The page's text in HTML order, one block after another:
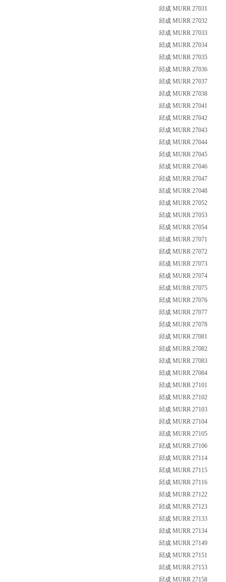
邱成 MURR 27031
邱成 MURR 27032
邱成 MURR 27033
邱成 MURR 27034
邱成 MURR 27035
邱成 MURR 27036
邱成 MURR 27037
邱成 MURR 27038
邱成 MURR 27041
邱成 MURR 27042
邱成 MURR 27043
邱成 MURR 27044
邱成 MURR 27045
邱成 MURR 27046
邱成 MURR 27047
邱成 MURR 27048
邱成 MURR 27052
邱成 MURR 27053
邱成 MURR 27054
邱成 MURR 27071
邱成 MURR 27072
邱成 MURR 27073
邱成 MURR 27074
邱成 MURR 27075
邱成 MURR 27076
邱成 MURR 27077
邱成 MURR 27078
邱成 MURR 27081
邱成 MURR 27082
邱成 MURR 27083
邱成 MURR 27084
邱成 MURR 27101
邱成 MURR 27102
邱成 MURR 27103
邱成 MURR 27104
邱成 MURR 27105
邱成 MURR 27106
邱成 MURR 27114
邱成 MURR 27115
邱成 MURR 27116
邱成 MURR 27122
邱成 MURR 27123
邱成 MURR 27133
邱成 MURR 27134
邱成 MURR 27149
邱成 MURR 27151
邱成 MURR 27153
邱成 MURR 27158